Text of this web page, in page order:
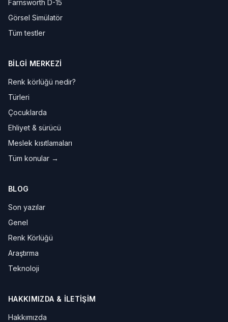
Farnsworth D-15
Görsel Simülatör
Tüm testler
BILGI MERKEZI
Renk körlüğü nedir?
Türleri
Çocuklarda
Ehliyet & sürücü
Meslek kısıtlamaları
Tüm konular →
BLOG
Son yazılar
Genel
Renk Körlüğü
Araştırma
Teknoloji
HAKKIMIZDA & İLETIŞIM
Hakkımızda